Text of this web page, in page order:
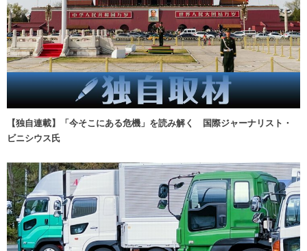
【独自連載】「今そこにある危機」を読み解く 国際ジャーナリスト・
ビニシウス氏